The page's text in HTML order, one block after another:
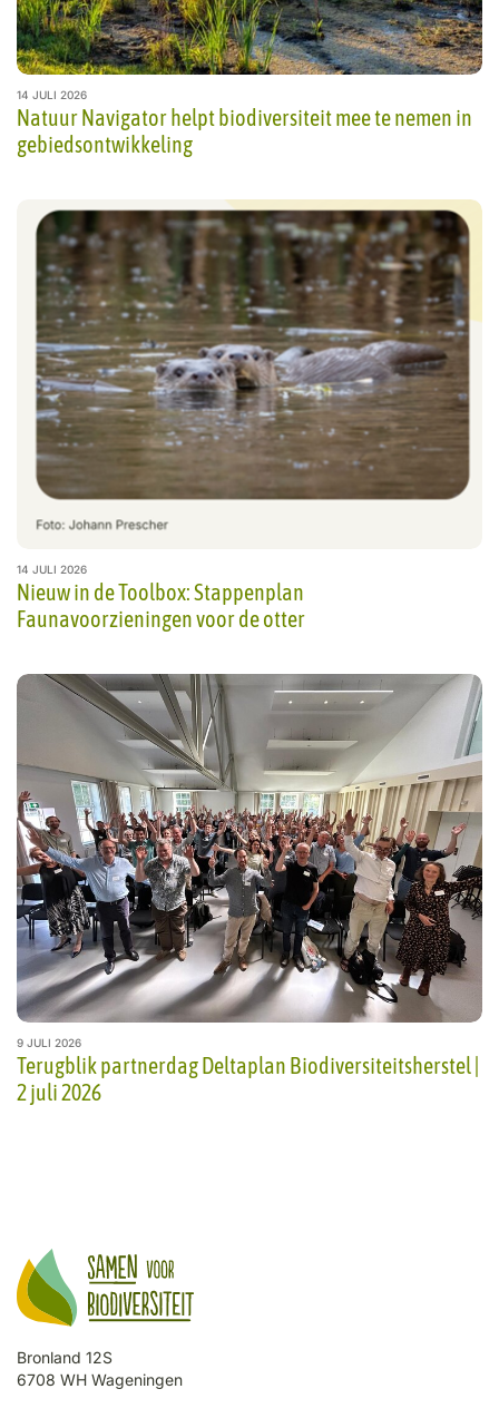
14 JULI 2026
Natuur Navigator helpt biodiversiteit mee te nemen in
gebiedsontwikkeling
14 JULI 2026
Nieuw in de Toolbox: Stappenplan
Faunavoorzieningen voor de otter
9 JULI 2026
Terugblik partnerdag Deltaplan Biodiversiteitsherstel |
2 juli 2026
Bronland 12S
6708 WH Wageningen